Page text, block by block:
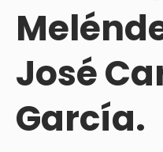
José
García.